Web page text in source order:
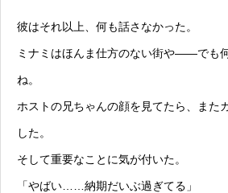
彼はそれ以上、何も話さなかった。
ミナミはほんま仕方のない街や——でも
ね。
ホストの兄ちゃんの顔を見てたら、また
した。
そして重要なことに気が付いた。
「やばい……納期だいぶ過ぎてる」